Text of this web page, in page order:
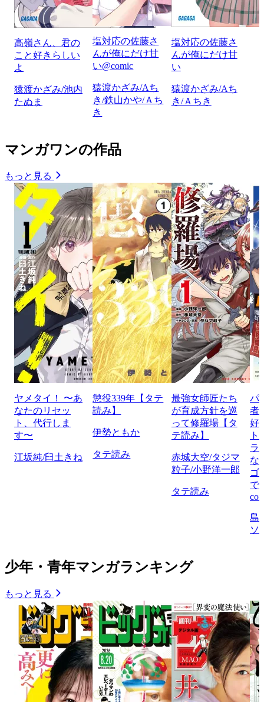
高嶺さん、君の
こと好きらしい
よ
猿渡かざみ/池内
たぬま
塩対応の佐藤さ
んが俺にだけ甘
い@comic
猿渡かざみ/Aち
き/鉄山かや/Ａち
き
塩対応の佐藤さ
んが俺にだけ甘
い
猿渡かざみ/Aち
き/Ａちき
マンガワンの作品
もっと見る
ヤメタイ！ 〜あ
なたのリセッ
ト、代行しま
す〜
江坂純/臼土きね
懲役339年【タテ
読み】
伊勢ともか
タテ読み
最強女師匠たち
が育成方針を巡
って修羅場【タ
テ読み】
赤城大空/タジマ
粒子/小野洋一郎
タテ読み
パ
者
好
ト
ラ
な
ゴ
で
島
ソ
少年・青年マンガランキング
もっと見る